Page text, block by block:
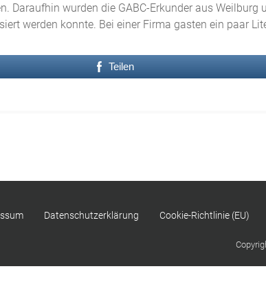
Daraufhin wurden die GABC-Erkunder aus
werden konnte. Bei einer Firma gasten ein paar
Teilen
Datenschutzerklärung Cookie-Richtlinie (EU)